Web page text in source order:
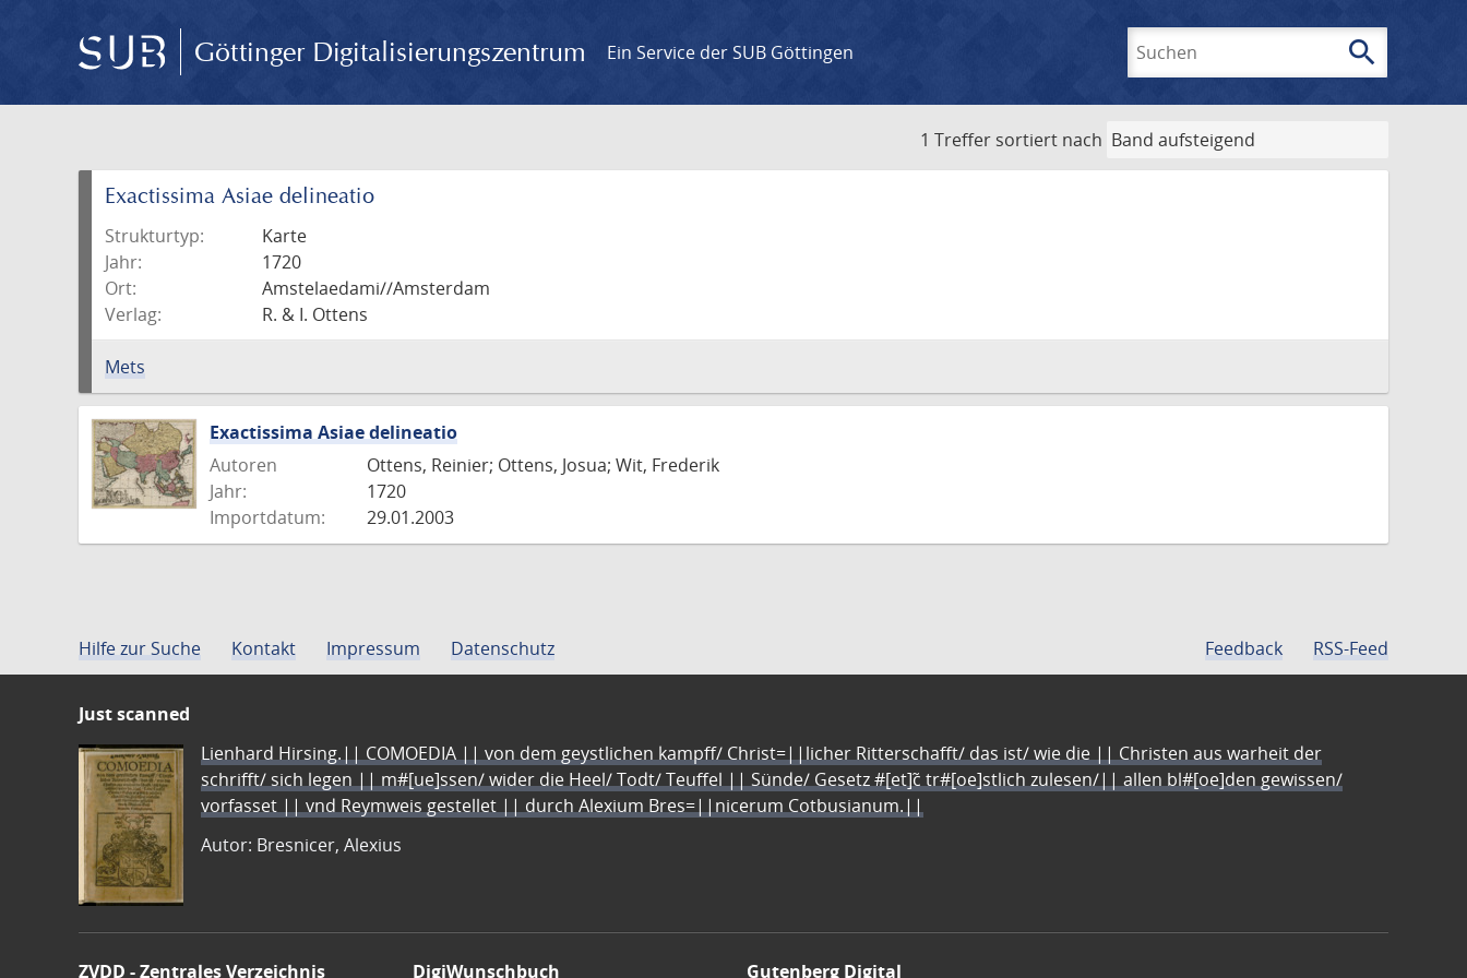
Göttinger Digitalisierungszentrum Ein Service der SUB Göttingen search
1 Treffer sortiert nach
Exactissima Asiae delineatio
Strukturtyp:
Karte
Jahr:
1720
Ort:
Amstelaedami//Amsterdam
Verlag:
R. & I. Ottens
Mets
Exactissima Asiae delineatio
Autoren
Ottens, Reinier; Ottens, Josua; Wit, Frederik
Jahr:
1720
Importdatum:
29.01.2003
Hilfe zur Suche Kontakt Impressum Datenschutz Feedback RSS-Feed
Just scanned
Lienhard Hirsing.|| COMOEDIA || von dem geystlichen kampff/ Christ=||licher Ritterschafft/ das ist/ wie die || Christen aus warheit der
schrifft/ sich legen || m#[ue]ssen/ wider die Heel/ Todt/ Teuffel || Sünde/ Gesetz #[et]c̃ tr#[oe]stlich zulesen/|| allen bl#[oe]den gewissen/
vorfasset || vnd Reymweis gestellet || durch Alexium Bres=||nicerum Cotbusianum.||
Autor: Bresnicer, Alexius
ZVDD - Zentrales Verzeichnis DigiWunschbuch Gutenberg Digital